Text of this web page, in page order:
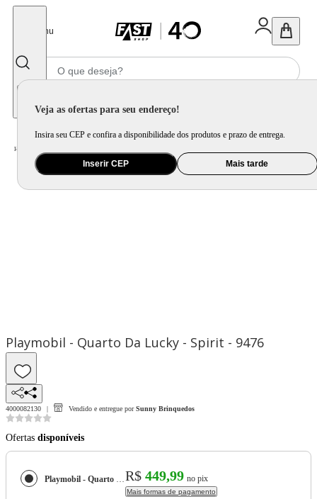
Menu
Veja as ofertas para seu endereço!
Insira seu CEP e confira a disponibilidade dos produtos e prazo de entrega.
Inserir CEP Mais tarde
Home
Playmobil - Quarto Da Lucky - Spirit - 9476
4000082130 Vendido e entregue por Sunny Brinquedos
Ofertas disponíveis
Playmobil - Quarto Da Lucky - Spirit - 9476R$ 449,99 no pix
Mais formas de pagamento